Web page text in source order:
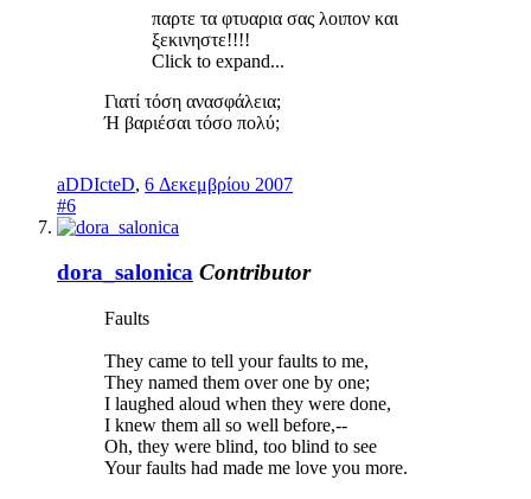
παρτε τα φτυαρια σας λοιπον και
ξεκινηστε!!!!
Click to expand...
Γιατί τόση ανασφάλεια;
Ή βαριέσαι τόσο πολύ;
aDDIcteD, 6 Δεκεμβρίου 2007
#6
dora_salonica Contributor
Faults
They came to tell your faults to me,
They named them over one by one;
I laughed aloud when they were done,
I knew them all so well before,--
Oh, they were blind, too blind to see
Your faults had made me love you more.